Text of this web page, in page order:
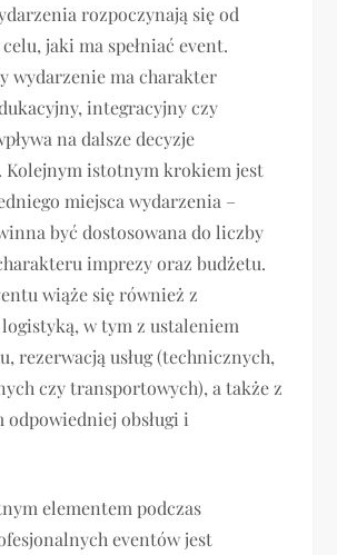
rozpoczynają się od
jaki ma spełniać event.
wydarzenie ma charakter
integracyjny czy
na dalsze decyzje
Kolejnym istotnym krokiem jest
miejsca wydarzenia –
być dostosowana do liczby
imprezy oraz budżetu.
wiąże się również z
w tym z ustaleniem
rezerwacją usług (technicznych,
czy transportowych), a także z
obsługi i
elementem podczas
eventów jest